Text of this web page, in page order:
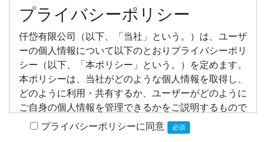
プライバシーポリシー
仟岱有限公司（以下、「当社」という。）は、ユーザ
ーの個人情報について以下のとおりプライバシーポリ
シー（以下、「本ポリシー」という。）を定めます。
本ポリシーは、当社がどのような個人情報を取得し、
どのように利用・共有するか、ユーザーがどのように
ご自身の個人情報を管理できるかをご説明するもので
す。 プライバシーポリシーに同意 必須